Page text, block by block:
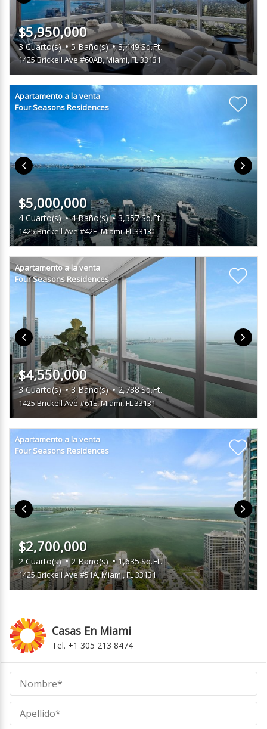
1425 Brickell Ave #60AB,Miami, FL 33131
$5,950,000
3Cuarto(s) 5 Baño(s) 3,449Sq.Ft.
1425 Brickell Ave #42E,Miami, FL 33131
Apartamento a la venta
Four Seasons Residences
$5,000,000
4Cuarto(s) 4Baño(s) 3,357Sq.Ft.
1425 Brickell Ave #61E,Miami, FL 33131
Apartamento a la venta
Four Seasons Residences
$4,550,000
3Cuarto(s) 3Baño(s) 2,738Sq.Ft.
1425 Brickell Ave #51A, Miami, FL 33131
Apartamento a la venta
Four Seasons Residences
$2,700,000
2 Cuarto(s) 2Baño(s) 1,635 Sq.Ft.
Casas En Miami
Tel. +1 305 213 8474
Casas
En
Miami
Miami